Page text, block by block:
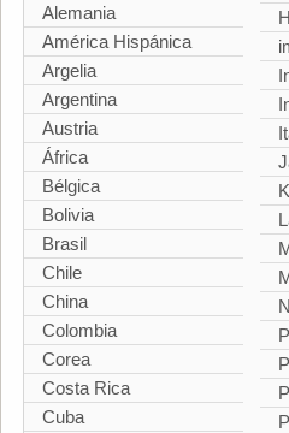
Alemania
América Hispánica
Argelia
Argentina
Austria
África
Bélgica
Bolivia
Brasil
Chile
China
Colombia
Corea
Costa Rica
Cuba